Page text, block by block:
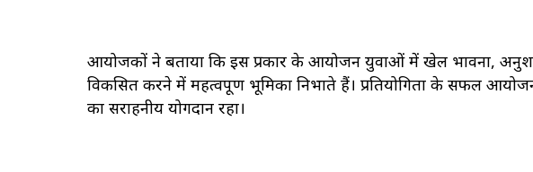
आयोजकों ने बताया कि इस प्रकार के आयोजन युवाओं में खेल भावना,
विकसित करने में महत्वपूर्ण भूमिका निभाते हैं। प्रतियोगिता के सफल
का सराहनीय योगदान रहा।